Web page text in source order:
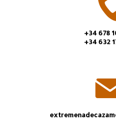
+34 678
+34 632